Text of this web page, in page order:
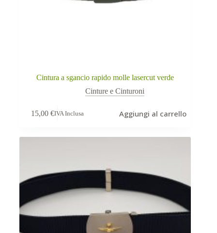
Cintura a sgancio rapido molle lasercut verde
Cinture e Cinturoni
15,00€IVA Inclusa Aggiungi al carrello